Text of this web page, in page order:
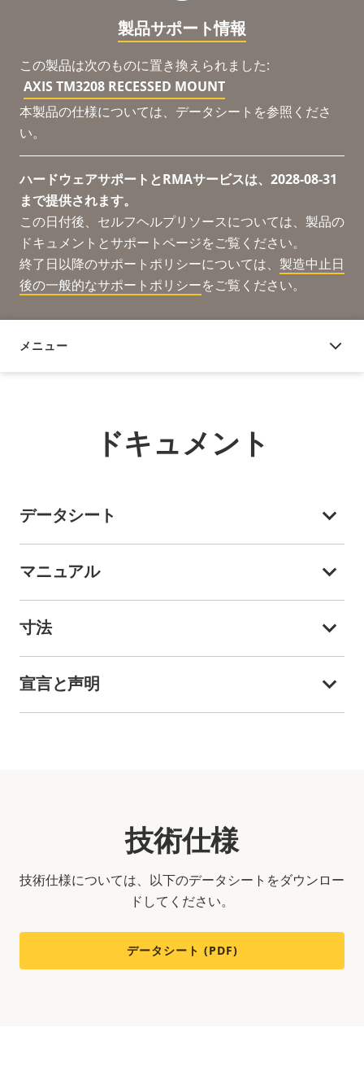
製品サポート情報
この製品は次のものに置き換えられました:
AXIS TM3208 RECESSED MOUNT
本製品の仕様については、データシートを参照くださ
い。
ハードウェアサポートとRMAサービスは、2028-08-31
まで提供されます。
この日付後、セルフヘルプリソースについては、製品の
ドキュメントとサポートページをご覧ください。
終了日以降のサポートポリシーについては、 製造中止日
後の一般的なサポートポリシーをご覧ください。
メニュー
ドキュメント
ドキュメント
データシート
マニュアル
寸法
宣言と声明
技術仕様
技術仕様については、以下のデータシートをダウンロー
ドしてください。
データシート (PDF)